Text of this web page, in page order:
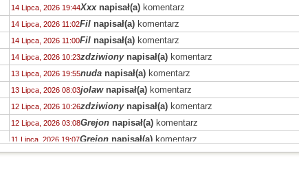
14 Lipca, 2026 19:44Xxxnapisał(a) komentarz
14 Lipca, 2026 11:02Fil napisał(a) komentarz
14 Lipca, 2026 11:00Fil napisał(a) komentarz
14 Lipca, 2026 10:23zdziwionynapisał(a) komentarz
13 Lipca, 2026 19:55nuda napisał(a) komentarz
13 Lipca, 2026 08:03jolawnapisał(a) komentarz
12 Lipca, 2026 10:26zdziwionynapisał(a) komentarz
12 Lipca, 2026 03:08Grejon napisał(a) komentarz
11 Lipca, 2026 19:07Grejon napisał(a) komentarz
11 Lipca, 2026 11:41Tricksterosnapisał(a)komentarz